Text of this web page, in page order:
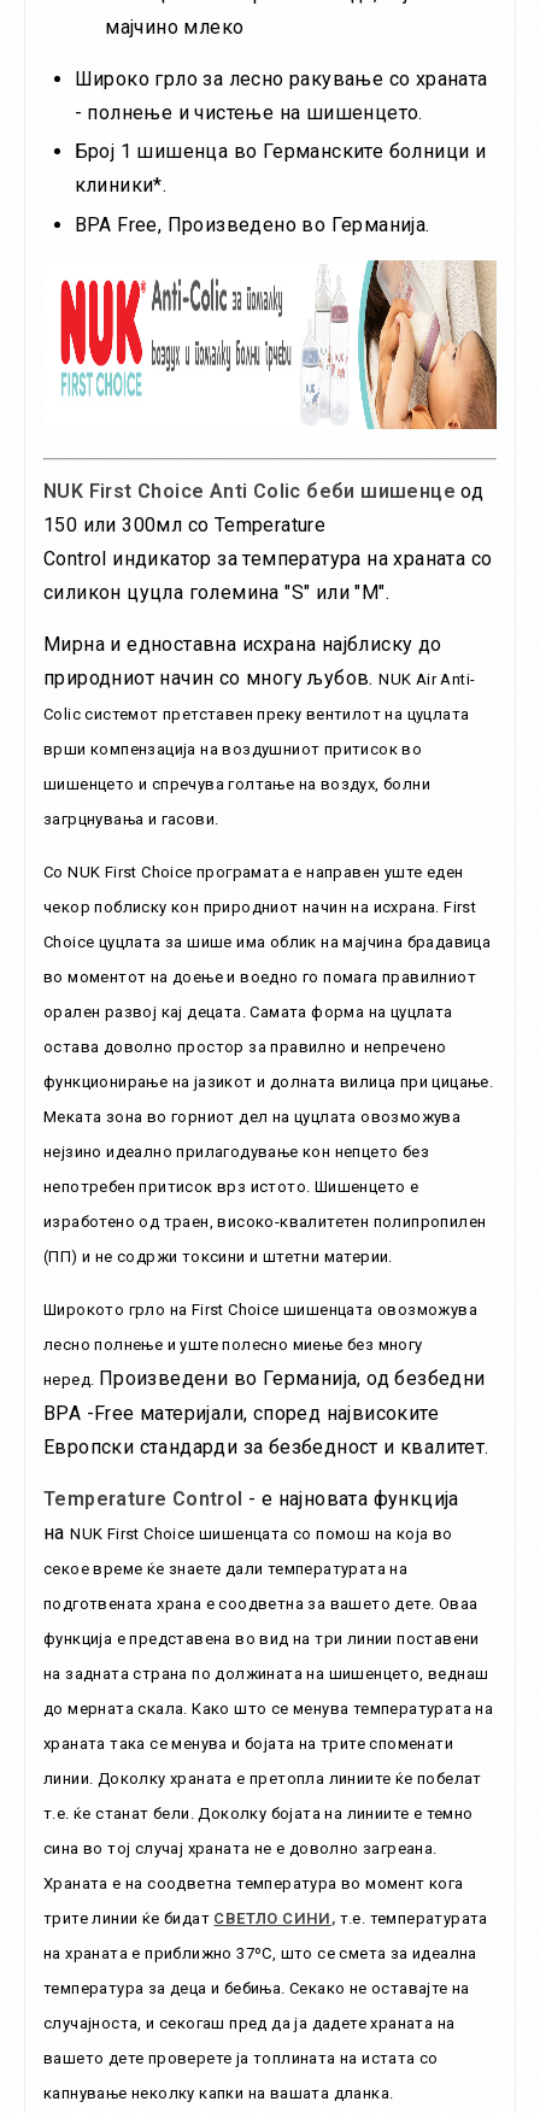
мајчино млеко
Широко грло за лесно ракување со храната
- полнење и чистење на шишенцето.
Број 1 шишенца во Германските болници и
клиники*.
BPA Free, Произведено во Германија.
NUK First Choice Anti Colic беби шишенцеод
150 или 300мл со Temperature
Control индикатор за температура на храната со
силикон цуцла големина "S" или "M".
Мирна и едноставна исхрана најблиску до
природниот начин со многу љубов.NUK Air Anti-
Colic системот претставен преку вентилот на цуцлата
врши компензација на воздушниот притисок во
шишенцето и спречува голтање на воздух, болни
загрцнувања и гасови.
Со NUK First Choice програмата е направен уште еден
чекор поблиску кон природниот начин на исхрана. First
Choice цуцлата за шише има облик на мајчина брадавица
во моментот на доење и воедно го помага правилниот
орален развој кај децата. Самата форма на цуцлата
остава доволно простор за правилно и непречено
функционирање на јазикот и долната вилица при цицање.
Меката зона во горниот дел на цуцлата овозможува
нејзино идеално прилагодување кон непцето без
непотребен притисок врз истото. Шишенцето е
изработено од траен, високо-квалитетен полипропилен
(ПП) и не содржи токсини и штетни материи.
Широкото грло на First Choice шишенцата овозможува
лесно полнење и уште полесно миење без многу
неред. Произведени во Германија, од безбедни
BPA -Free материјали, според највисоките
Европски стандарди за безбедност и квалитет.
Temperature Control - е најновата функција
наNUK First Choice шишенцата со помош на која во
секое време ќе знаете дали температурата на
подготвената храна е соодветна за вашето дете. Оваа
функција е представена во вид на три линии поставени
на задната страна по должината на шишенцето, веднаш
до мерната скала. Како што се менува температурата на
храната така се менува и бојата на трите споменати
линии. Доколку храната е претопла линиите ќе побелат
т.е. ќе станат бели. Доколку бојата на линиите е темно
сина во тој случај храната не е доволно загреана.
Храната е на соодветна температура во момент кога
трите линии ќе бидат СВЕТЛО СИНИ , т.е. температурата
на храната е приближно 37ºC, што се смета за идеална
температура за деца и бебиња. Секако не оставајте на
случајноста, и секогаш пред да ја дадете храната на
вашето дете проверете ја топлината на истата со
капнување неколку капки на вашата дланка.